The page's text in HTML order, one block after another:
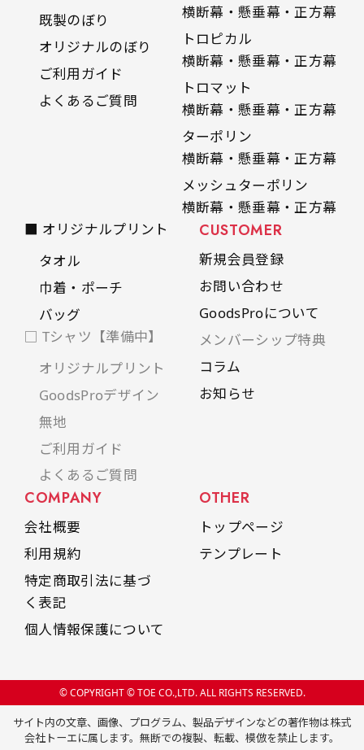
既製のぼり
オリジナルのぼり
ご利用ガイド
よくあるご質問
横断幕・懸垂幕・正方幕
トロピカル
横断幕・懸垂幕・正方幕
トロマット
横断幕・懸垂幕・正方幕
ターポリン
横断幕・懸垂幕・正方幕
メッシュターポリン
横断幕・懸垂幕・正方幕
■ オリジナルプリント
タオル
巾着・ポーチ
バッグ
□ Tシャツ【準備中】
オリジナルプリント
GoodsProデザイン
無地
ご利用ガイド
よくあるご質問
CUSTOMER
新規会員登録
お問い合わせ
GoodsProについて
メンバーシップ特典
コラム
お知らせ
COMPANY
会社概要
利用規約
特定商取引法に基づ
く表記
個人情報保護について
OTHER
トップページ
テンプレート
© COPYRIGHT © TOE CO.,LTD. ALL RIGHTS RESERVED.
サイト内の文章、画像、プログラム、製品デザインなどの著作物は株式
会社トーエに属します。無断での複製、転載、模倣を禁止します。